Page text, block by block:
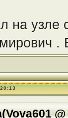
на узле
.